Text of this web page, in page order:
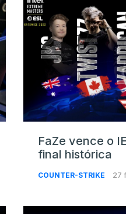
FaZe vence o
final histórica
COUNTER-STRIKE 27